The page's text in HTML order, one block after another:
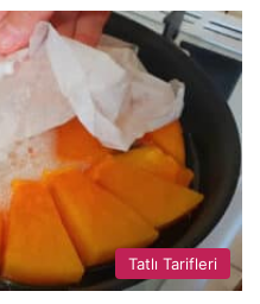
Tatlı Tarifleri